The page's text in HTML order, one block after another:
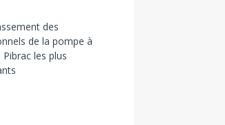
des
de la pompe à
les plus